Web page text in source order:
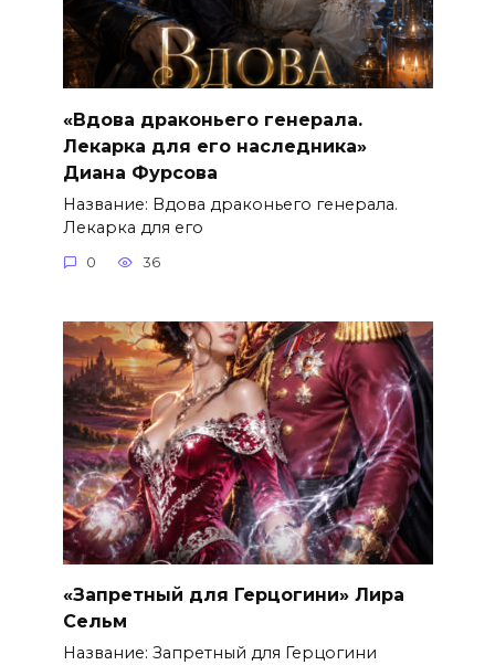
«Вдова драконьего генерала.
Лекарка для его наследника»
Диана Фурсова
Название: Вдова драконьего генерала.
Лекарка для его
0 36
«Запретный для Герцогини» Лира
Сельм
Название: Запретный для Герцогини